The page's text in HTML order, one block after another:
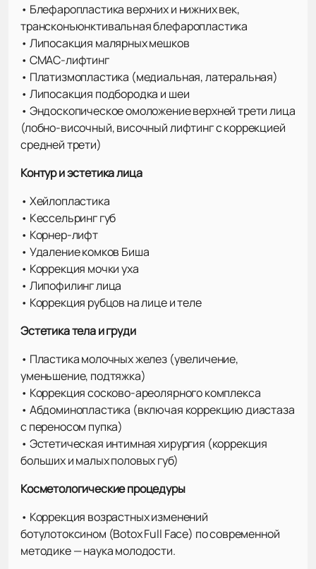
• Блефаропластика верхних и нижних век,
трансконъюнктивальная блефаропластика
• Липосакция малярных мешков
• СМАС-лифтинг
• Платизмопластика (медиальная, латеральная)
• Липосакция подбородка и шеи
• Эндоскопическое омоложение верхней трети лица
(лобно-височный, височный лифтинг с коррекцией
средней трети)
Контур и эстетика лица
• Хейлопластика
• Кессельринг губ
• Корнер-лифт
• Удаление комков Биша
• Коррекция мочки уха
• Липофилинг лица
• Коррекция рубцов на лице и теле
Эстетика тела и груди
• Пластика молочных желез (увеличение,
уменьшение, подтяжка)
• Коррекция сосково-ареолярного комплекса
• Абдоминопластика (включая коррекцию диастаза
с переносом пупка)
• Эстетическая интимная хирургия (коррекция
больших и малых половых губ)
Косметологические процедуры
• Коррекция возрастных изменений
ботулотоксином (Botox Full Face) по современной
методике — наука молодости.